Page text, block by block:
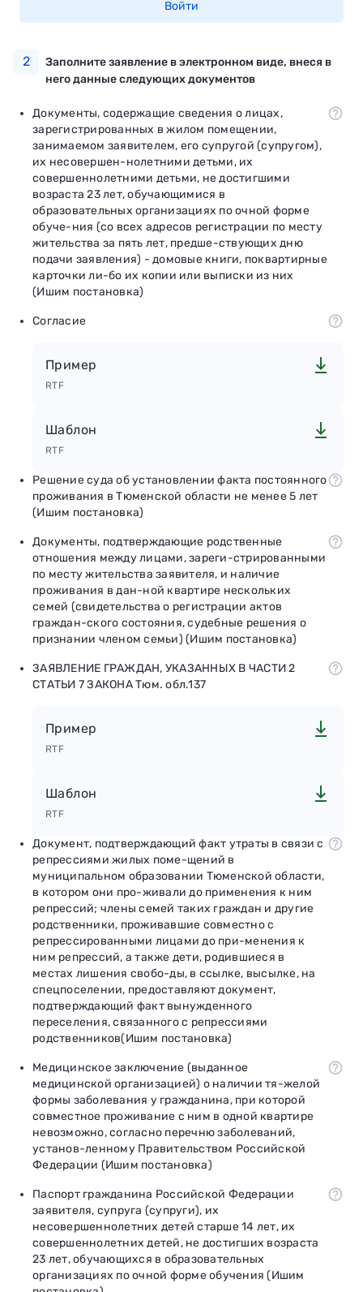
Войти
2
Заполните заявление в электронном виде, внеся в
него данные следующих документов
Документы, содержащие сведения о лицах,
зарегистрированных в жилом помещении,
занимаемом заявителем, его супругой (супругом),
их несовершен-нолетними детьми, их
совершеннолетними детьми, не достигшими
возраста 23 лет, обучающимися в
образовательных организациях по очной форме
обуче-ния (со всех адресов регистрации по месту
жительства за пять лет, предше-ствующих дню
подачи заявления) - домовые книги, поквартирные
карточки ли-бо их копии или выписки из них
(Ишим постановка)
Согласие
Пример
RTF
Шаблон
RTF
Решение суда об установлении факта постоянного
проживания в Тюменской области не менее 5 лет
(Ишим постановка)
Документы, подтверждающие родственные
отношения между лицами, зареги-стрированными
по месту жительства заявителя, и наличие
проживания в дан-ной квартире нескольких
семей (свидетельства о регистрации актов
граждан-ского состояния, судебные решения о
признании членом семьи) (Ишим постановка)
ЗАЯВЛЕНИЕ ГРАЖДАН, УКАЗАННЫХ В ЧАСТИ 2
СТАТЬИ 7 ЗАКОНА Тюм. обл.137
Пример
RTF
Шаблон
RTF
Документ, подтверждающий факт утраты в связи с
репрессиями жилых поме-щений в
муниципальном образовании Тюменской области,
в котором они про-живали до применения к ним
репрессий; члены семей таких граждан и другие
родственники, проживавшие совместно с
репрессированными лицами до при-менения к
ним репрессий, а также дети, родившиеся в
местах лишения свобо-ды, в ссылке, высылке, на
спецпоселении, предоставляют документ,
подтверждающий факт вынужденного
переселения, связанного с репрессиями
родственников(Ишим постановка)
Медицинское заключение (выданное
медицинской организацией) о наличии тя-желой
формы заболевания у гражданина, при которой
совместное проживание с ним в одной квартире
невозможно, согласно перечню заболеваний,
установ-ленному Правительством Российской
Федерации (Ишим постановка)
Паспорт гражданина Российской Федерации
заявителя, супруга (супруги), их
несовершеннолетних детей старше 14 лет, их
совершеннолетних детей, не достигших возраста
23 лет, обучающихся в образовательных
организациях по очной форме обучения (Ишим